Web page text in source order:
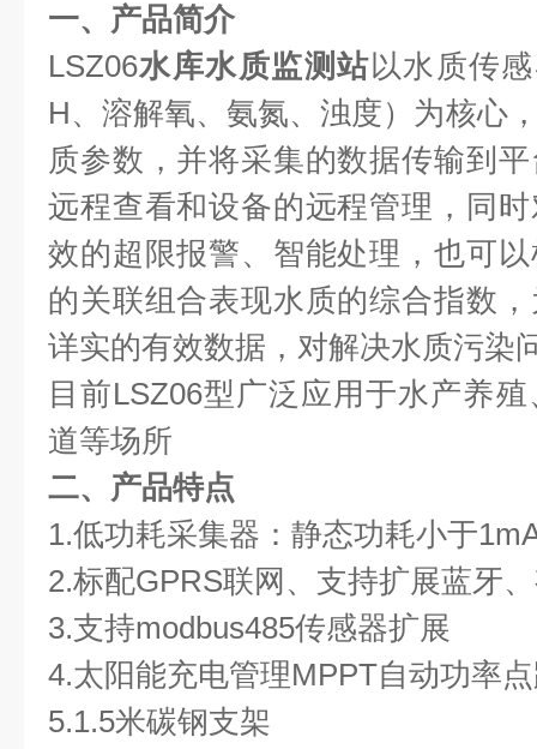
一、产品简介
LSZ06水库水质监测站以水质传
H、溶解氧、氨氮、浊度）为核心
质参数，并将采集的数据传输到
远程查看和设备的远程管理，同
效的超限报警、智能处理，也可
的关联组合表现水质的综合指数
详实的有效数据，对解决水质污染
目前LSZ06型广泛应用于水产养
道等场所
二、产品特点
1.低功耗采集器：静态功耗小于
2.标配GPRS联网、支持扩展蓝牙
3.支持modbus485传感器扩展
4.太阳能充电管理MPPT自动功率
5.1.5米碳钢支架